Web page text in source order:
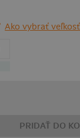
Ako vybrať
PRIDAŤ DO